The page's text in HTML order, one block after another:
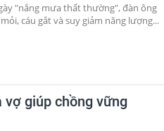
"nắng mưa thất thường", đàn ông
cáu gắt và suy giảm năng lượng...
vợ giúp chồng vững